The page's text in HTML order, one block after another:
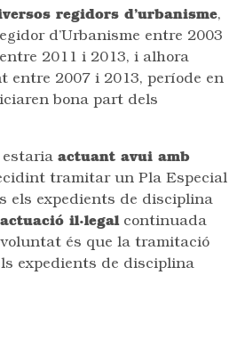
regidors d’urbanisme,
d’Urbanisme entre 2003
2011 i 2013, i alhora
entre 2007 i 2013, període en
bona part dels
estaria actuant avui amb
tramitar un Pla Especial
els expedients de disciplina
il·legalcontinuada
és que la tramitació
expedients de disciplina